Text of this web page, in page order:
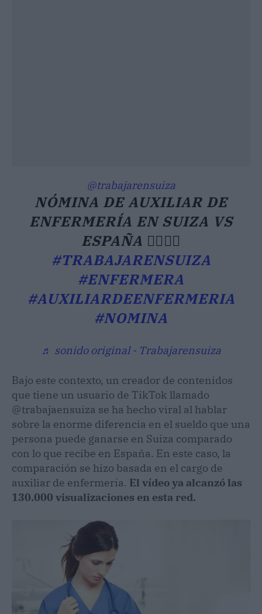
@trabajarensuiza
NÓMINA DE AUXILIAR DE
ENFERMERÍA EN SUIZA VS
ESPAÑA 👩‍⚕️🧑‍⚕️
#TRABAJARENSUIZA
#ENFERMERA
#AUXILIARDEENFERMERIA
#NOMINA
♬ sonido original - Trabajarensuiza
Bajo este contexto, un creador de contenidos
que tiene un usuario de TikTok llamado
@trabajaensuiza se ha hecho viral al hablar
sobre la enorme diferencia en el sueldo que una
persona puede ganarse en Suiza comparado
con lo que recibe en España. En este caso, la
comparación se hizo basada en el cargo de
auxiliar de enfermería. El vídeo ya alcanzó las
130.000 visualizaciones en esta red.